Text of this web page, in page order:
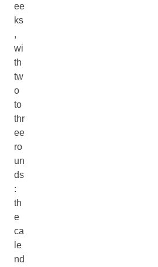
ee
ks
,
wi
th
tw
o
to
thr
ee
ro
un
ds
:
th
e
ca
le
nd